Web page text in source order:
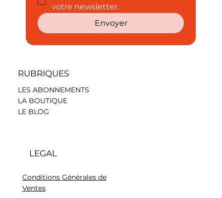
votre newsletter.
Envoyer
RUBRIQUES
LES ABONNEMENTS
LA BOUTIQUE
LE BLOG
LEGAL
Conditions Générales de
Ventes